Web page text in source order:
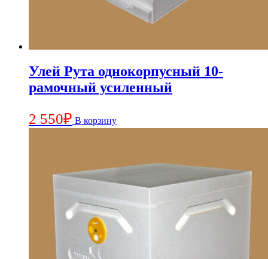
Улей Рута однокорпусный 10-
рамочный усиленный
2 550₽ В корзину